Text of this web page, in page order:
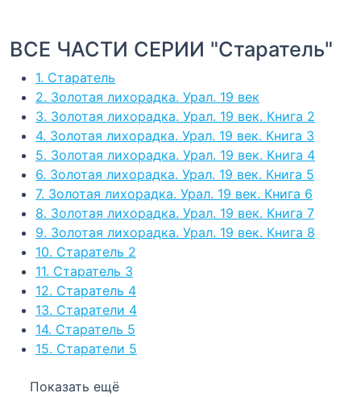
ВСЕ ЧАСТИ СЕРИИ "Старатель"
1. Старатель
2. Золотая лихорадка. Урал. 19 век
3. Золотая лихорадка. Урал. 19 век. Книга 2
4. Золотая лихорадка. Урал. 19 век. Книга 3
5. Золотая лихорадка. Урал. 19 век. Книга 4
6. Золотая лихорадка. Урал. 19 век. Книга 5
7. Золотая лихорадка. Урал. 19 век. Книга 6
8. Золотая лихорадка. Урал. 19 век. Книга 7
9. Золотая лихорадка. Урал. 19 век. Книга 8
10. Старатель 2
11. Старатель 3
12. Старатель 4
13. Старатели 4
14. Старатель 5
15. Старатели 5
Показать ещё